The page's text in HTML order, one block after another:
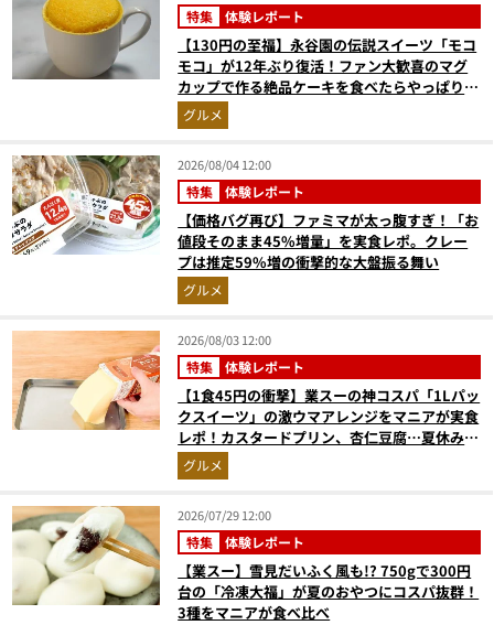
特集 体験レポート
【130円の至福】永谷園の伝説スイーツ「モコ
モコ」が12年ぶり復活！ファン大歓喜のマグ
カップで作る絶品ケーキを食べたらやっぱり最
高にウマかった
グルメ
2026/08/04 12:00
特集 体験レポート
【価格バグ再び】ファミマが太っ腹すぎ！「お
値段そのまま45%増量」を実食レポ。クレー
プは推定59%増の衝撃的な大盤振る舞い
グルメ
2026/08/03 12:00
特集 体験レポート
【1食45円の衝撃】業スーの神コスパ「1Lパッ
クスイーツ」の激ウマアレンジをマニアが実食
レポ！カスタードプリン、杏仁豆腐…夏休みの
おやつに最強すぎた
グルメ
2026/07/29 12:00
特集 体験レポート
【業スー】雪見だいふく風も!? 750gで300円
台の「冷凍大福」が夏のおやつにコスパ抜群！
3種をマニアが食べ比べ